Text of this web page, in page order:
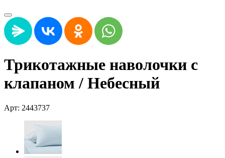
Трикотажные наволочки с
клапаном / Небесный
Арт: 2443737